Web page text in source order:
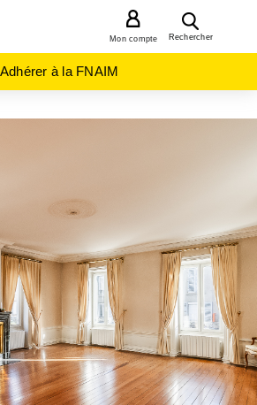
Rechercher
Mon compte
Adhérer à la FNAIM